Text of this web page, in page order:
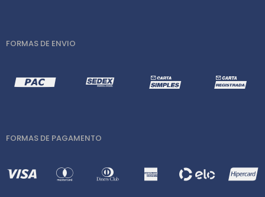
FORMAS DE ENVIO
FORMAS DE PAGAMENTO